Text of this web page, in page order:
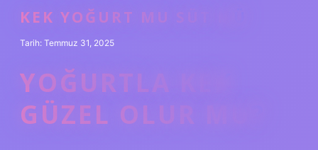
KEK YOĞURT MU SÜT MÜ
Tarih: Temmuz 31, 2025
YOĞURTLA KEK
GÜZEL OLUR MU?